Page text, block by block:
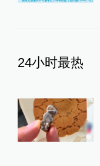
24小时最热